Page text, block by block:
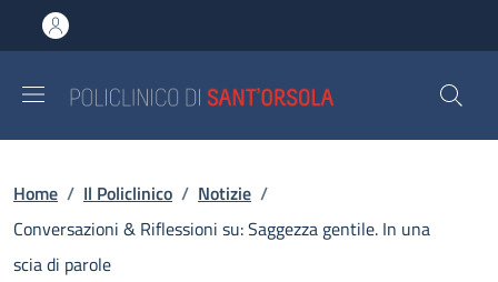
al contenuto principale
to footer content
Briciole di pane
Home / Il Policlinico / Notizie /
Conversazioni & Riflessioni su: Saggezza gentile. In una
scia di parole